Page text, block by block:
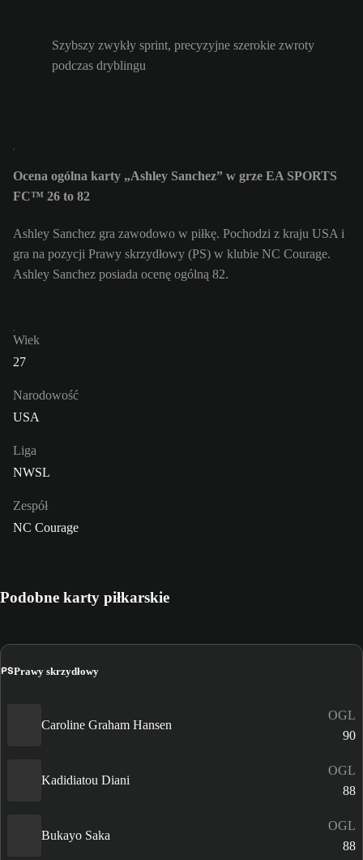
Szybszy zwykły sprint, precyzyjne szerokie zwroty
podczas dryblingu
Ocena ogólna karty „Ashley Sanchez” w grze EA SPORTS
FC™ 26 to 82
Ashley Sanchez gra zawodowo w piłkę. Pochodzi z kraju USA i
gra na pozycji Prawy skrzydłowy (PS) w klubie NC Courage.
Ashley Sanchez posiada ocenę ogólną 82.
Wiek
27
Narodowość
USA
Liga
NWSL
Zespół
NC Courage
Podobne karty piłkarskie
PSPrawy skrzydłowy
Caroline Graham Hansen
OGL
90
Kadidiatou Diani
OGL
88
Bukayo Saka
OGL
88